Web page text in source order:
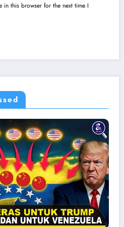
in this browser for the next time I
NEWS